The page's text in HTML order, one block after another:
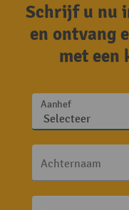
Schrijf u nu
en ontvang
met een
Aanhef
Achternaam